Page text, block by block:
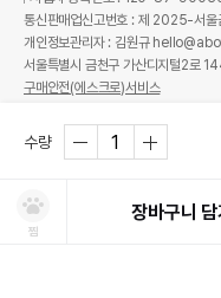
수량
찜
장바구니 담
통신판매업신고번호 : 제 2025-서
개인정보관리자 : 김원규
서울특별시 금천구 가산디지털2로
구매안전(에스크로)서비스